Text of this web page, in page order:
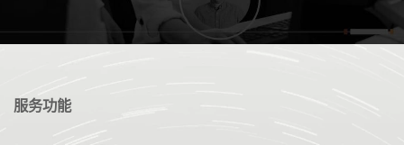
服务功能